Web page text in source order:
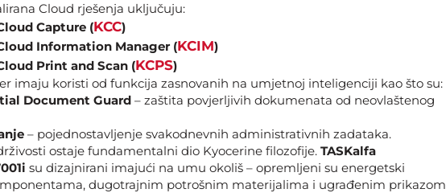
Cloud rješenja uključuju:
Capture (KCC)
Information Manager (KCIM)
Print and Scan (KCPS)
imaju koristi od funkcija zasnovanih na umjetnoj inteligenciji kao što su:
Document Guard – zaštita povjerljivih dokumenata od neovlaštenog
– pojednostavljenje svakodnevnih administrativnih zadataka.
ostaje fundamentalni dio Kyocerine filozofije. TASKalfa
su dizajnirani imajući na umu okoliš – opremljeni su energetski
dugotrajnim potrošnim materijalima i ugrađenim prikazom